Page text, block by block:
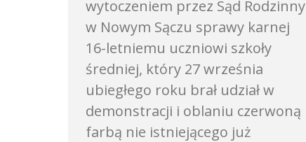
wytoczeniem przez Sąd Rodzinny
w Nowym Sączu sprawy karnej
16-letniemu uczniowi szkoły
średniej, który 27 września
ubiegłego roku brał udział w
demonstracji i oblaniu czerwoną
farbą nie istniejącego już